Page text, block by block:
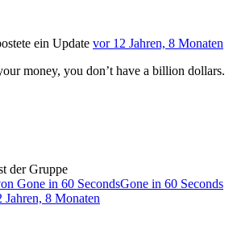
ein Update vor 12 Jahren, 8 Monaten
money, you don’t have a billion dollars.
der Gruppe
Gone in 60 Seconds
Jahren, 8 Monaten